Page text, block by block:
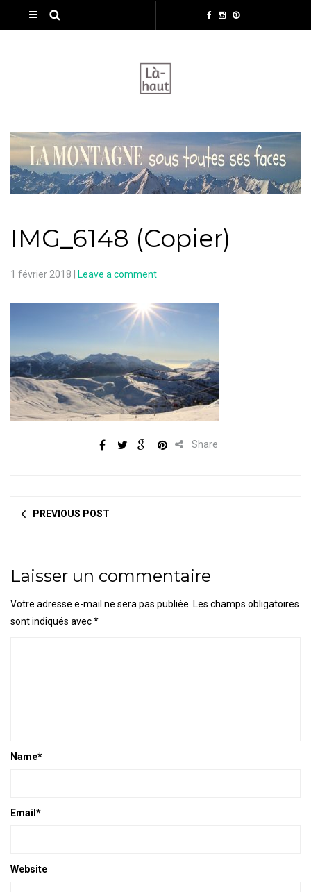
IMG_6148 (Copier)
1 février 2018 Leave a comment
Share
PREVIOUS POST
Laisser un commentaire
Votre adresse e-mail ne sera pas publiée. Les champs obligatoires
sont indiqués avec*
Name*
Email *
Website